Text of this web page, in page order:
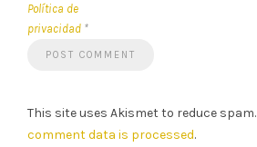
Política de
privacidad *
This site uses Akismet to reduce spam.
comment data is processed.